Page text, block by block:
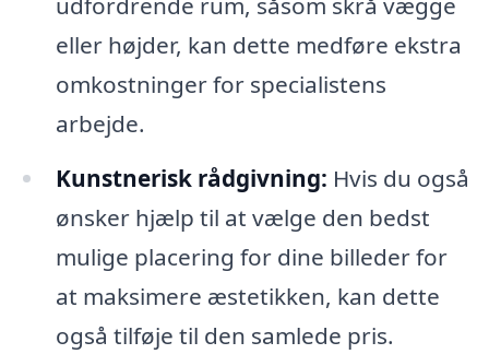
eller højder, kan dette medføre ekstra
omkostninger for specialistens
arbejde.
Kunstnerisk rådgivning: Hvis du også
ønsker hjælp til at vælge den bedst
mulige placering for dine billeder for
at maksimere æstetikken, kan dette
også tilføje til den samlede pris.